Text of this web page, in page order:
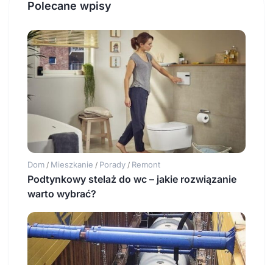
Polecane wpisy
Dom / Mieszkanie / Porady / Remont
Podtynkowy stelaż do wc – jakie rozwiązanie
warto wybrać?